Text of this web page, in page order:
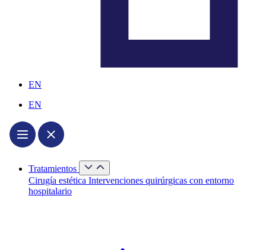
EN
EN
Tratamientos
Cerrar
Tratamientos
Abrir
Tratamientos
Cirugía estética Intervenciones quirúrgicas con entorno
hospitalario